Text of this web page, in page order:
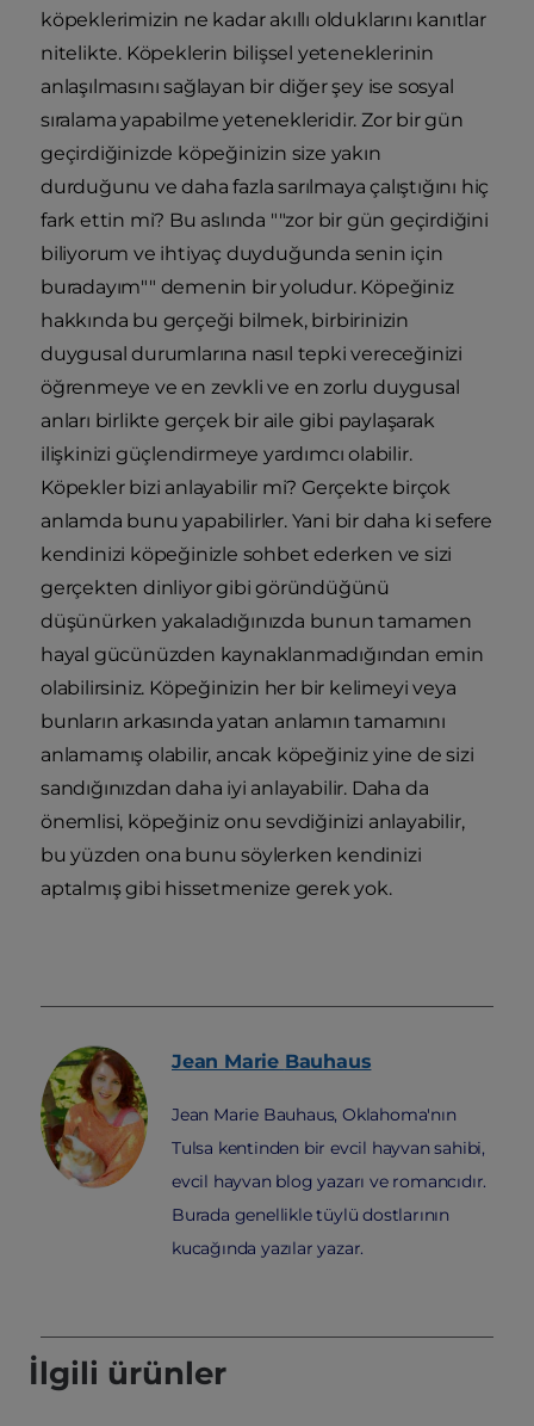
köpeklerimizin ne kadar akıllı olduklarını kanıtlar
nitelikte. Köpeklerin bilişsel yeteneklerinin
anlaşılmasını sağlayan bir diğer şey ise sosyal
sıralama yapabilme yetenekleridir. Zor bir gün
geçirdiğinizde köpeğinizin size yakın
durduğunu ve daha fazla sarılmaya çalıştığını hiç
fark ettin mi? Bu aslında ""zor bir gün geçirdiğini
biliyorum ve ihtiyaç duyduğunda senin için
buradayım"" demenin bir yoludur. Köpeğiniz
hakkında bu gerçeği bilmek, birbirinizin
duygusal durumlarına nasıl tepki vereceğinizi
öğrenmeye ve en zevkli ve en zorlu duygusal
anları birlikte gerçek bir aile gibi paylaşarak
ilişkinizi güçlendirmeye yardımcı olabilir.
Köpekler bizi anlayabilir mi? Gerçekte birçok
anlamda bunu yapabilirler. Yani bir daha ki sefere
kendinizi köpeğinizle sohbet ederken ve sizi
gerçekten dinliyor gibi göründüğünü
düşünürken yakaladığınızda bunun tamamen
hayal gücünüzden kaynaklanmadığından emin
olabilirsiniz. Köpeğinizin her bir kelimeyi veya
bunların arkasında yatan anlamın tamamını
anlamamış olabilir, ancak köpeğiniz yine de sizi
sandığınızdan daha iyi anlayabilir. Daha da
önemlisi, köpeğiniz onu sevdiğinizi anlayabilir,
bu yüzden ona bunu söylerken kendinizi
aptalmış gibi hissetmenize gerek yok.
Jean Marie Bauhaus
Jean Marie Bauhaus, Oklahoma'nın
Tulsa kentinden bir evcil hayvan sahibi,
evcil hayvan blog yazarı ve romancıdır.
Burada genellikle tüylü dostlarının
kucağında yazılar yazar.
İlgili ürünler